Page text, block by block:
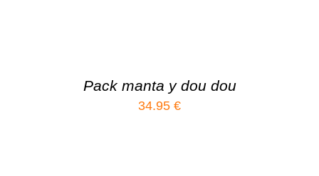
Pack manta y dou dou
34.95 €